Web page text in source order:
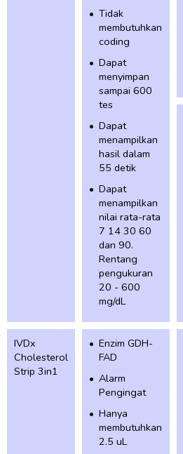
Tidak
membutuhkan
coding
Dapat
menyimpan
sampai 600
tes
Dapat
menampilkan
hasil dalam
55 detik
Dapat
menampilkan
nilai rata-rata
7 14 30 60
dan 90.
Rentang
pengukuran
20 - 600
mg/dL
IVDx
Cholesterol
Strip 3in1
Enzim GDH-
FAD
Alarm
Pengingat
Hanya
membutuhkan
2.5 uL